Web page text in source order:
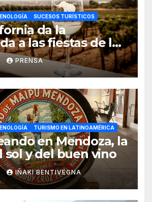
SUCESOS TURÍSTICOS
da la
a las fiestas de la
2026
PRENSA
TURISMO EN LATINOAMÉRICA
en Mendoza, la
sol y del buen vino
IÑAKI BENTIVEGNA